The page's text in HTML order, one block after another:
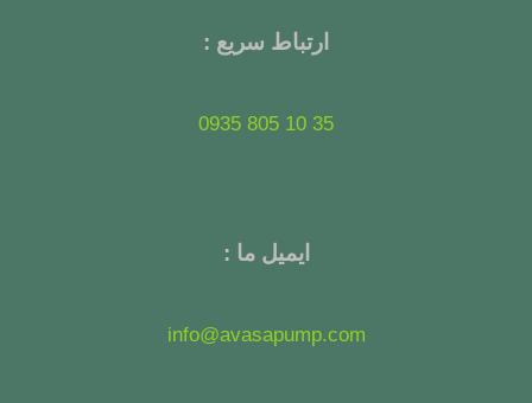
ارتباط سریع :
35 10 805 0935
ایمیل ما :
info@avasapump.com